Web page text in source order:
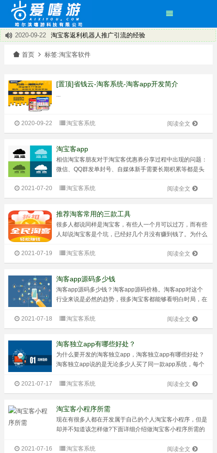
2020-09-22
淘宝客返利机器人推广引流的经验
2020-09-22
淘客的新机遇有哪些
2020-09-22
淘宝客有了新方向——淘宝客app
2020-09-22
饿了么返利程序~打造专属您的小程序
2020-09-22
省钱云淘客系统 淘客APP 小程序
首页 标签:淘宝客软件
[置顶]省钱云-淘客系统-淘客app开发简介
阅读全文
2020-09-22 淘宝客系统
淘宝客app
相信淘宝客朋友对于淘宝客优惠券分享过程中出现的问题：
微信、QQ群发单封号、自媒体新手需要长期积累等都是头
淘宝客app。淘宝客app是什么呢？怎么做呢？客户要先打
造一个属于自己的app，绑定...
阅读全文
2021-07-20 淘宝客系统
推荐淘客常用的三款工具
很多人都说同样是淘宝客，有些人一个月可以过万，而有些
人却说淘宝客是个坑，已经好几个月没有赚到钱了。为什么
经验，更重要的是做事的方式。今天向大家推荐了淘宝客常
用的三款工具，即使你一个月挣不到...
阅读全文
2021-07-19 淘宝客系统
淘客app源码多少钱
淘客app源码多少钱？淘客app源码价格。淘客app对这个
行业来说是必然的趋势，很多淘宝客都能够看明白时局，在
客，还是其他行业，我们总结历史，找到规律，就可以对当
下和未来做一个相对正确的判...
阅读全文
2021-07-18 淘宝客系统
淘客独立app有哪些好处？
为什么要开发的淘客独立app，淘客独立app有哪些好处？
淘客独立app说的是无论多少人买了同一款app系统，每个
台设置的权利，独立更改功能模板的权利等等！所有的权利
由独立app系统的购买者...
阅读全文
2021-07-17 淘宝客系统
淘宝客小程序所需
现在有很多人都在开发属于自己的个人淘宝客小程序，但是
却并不知道该怎样做?下面详细介绍做淘宝客小程序所需的
前，必须要准备好制作过程中所需要的一些东西，只有准备
阅读全文
2021-07-16 淘宝客系统